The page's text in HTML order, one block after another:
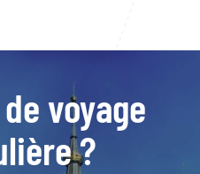
voyage
?